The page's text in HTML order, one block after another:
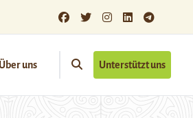
Über uns Unterstützt uns